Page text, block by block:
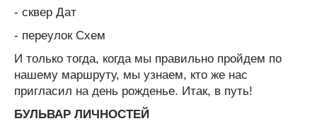
- сквер Дат
- переулок Схем
И только тогда, когда мы правильно пройдем по
нашему маршруту, мы узнаем, кто же нас
пригласил на день рожденье. Итак, в путь!
БУЛЬВАР ЛИЧНОСТЕЙ